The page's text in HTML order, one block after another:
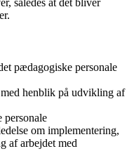
således at det bliver
pædagogiske personale
henblik på udvikling af
om implementering,
af arbejdet med